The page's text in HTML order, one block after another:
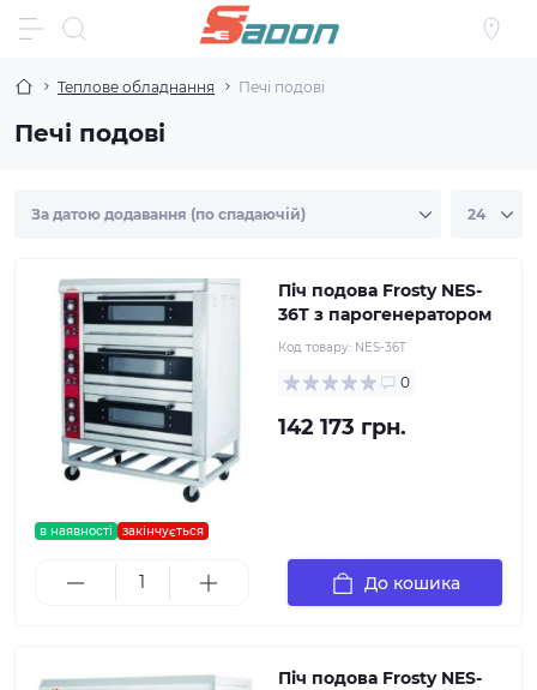
Теплове обладнання Печі подові
Печі подові
в наявності закінчується
Піч подова Frosty NES-
36T з парогенератором
Код товару: NES-36T
0
142 173 грн.
До кошика
Піч подова Frosty NES-